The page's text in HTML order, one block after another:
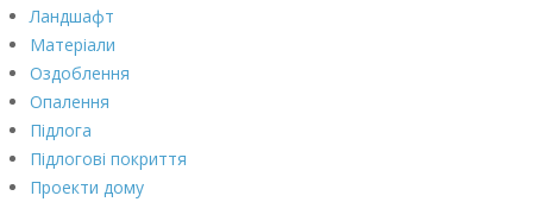
Ландшафт
Матеріали
Оздоблення
Опалення
Підлога
Підлогові покриття
Проекти дому